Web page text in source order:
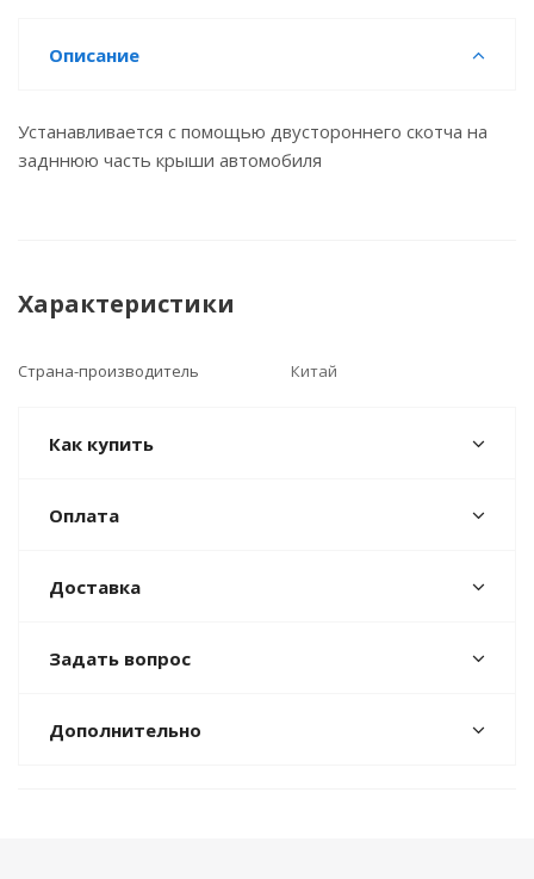
Описание
Устанавливается с помощью двустороннего скотча на
задннюю часть крыши автомобиля
Характеристики
Страна-производитель Китай
Как купить
Оплата
Доставка
Задать вопрос
Дополнительно